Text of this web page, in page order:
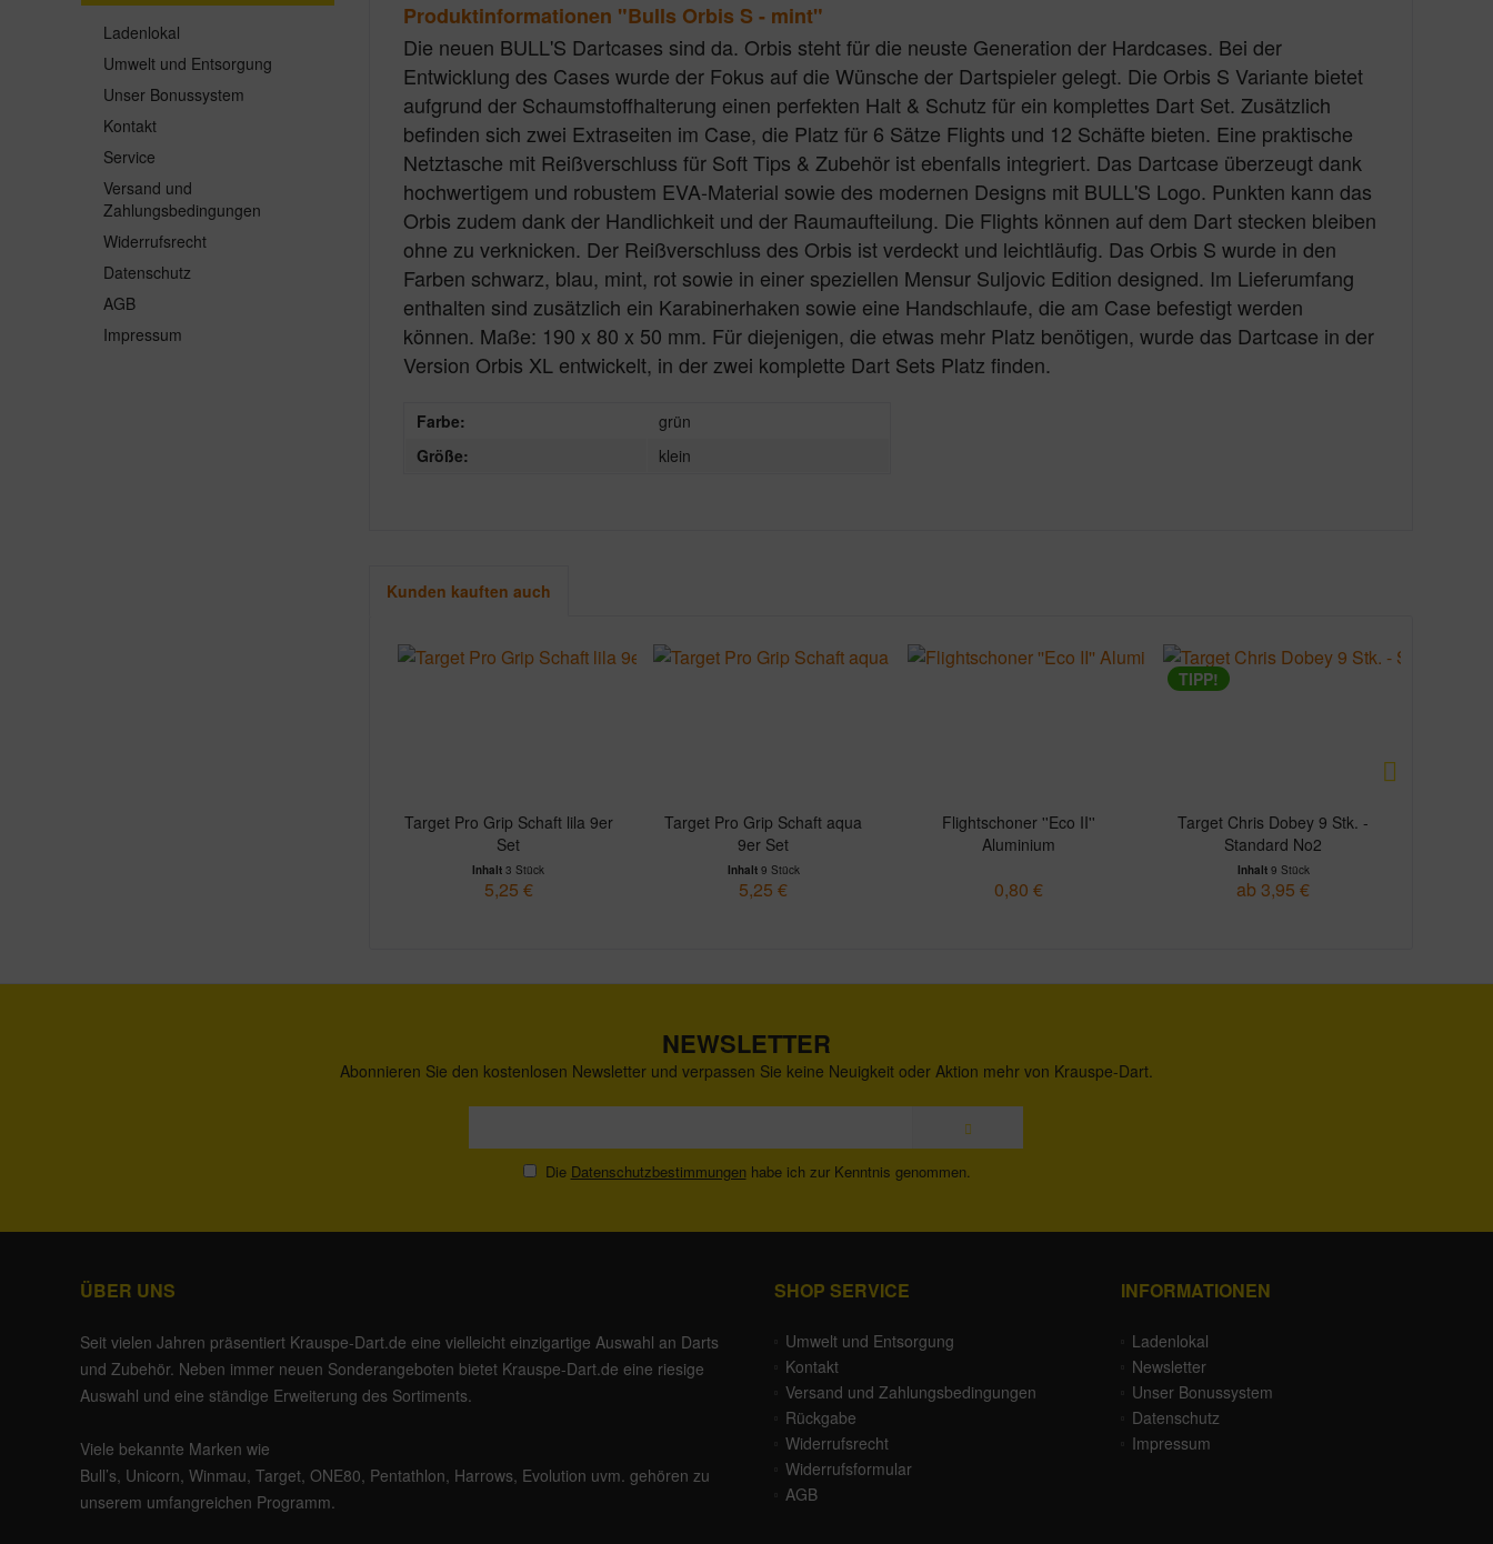
Ladenlokal
Umwelt und Entsorgung
Unser Bonussystem
Kontakt
Service
Versand und
Zahlungsbedingungen
Widerrufsrecht
Datenschutz
AGB
Impressum
Produktinformationen "Bulls Orbis S - mint"
Die neuen BULL'S Dartcases sind da. Orbis steht für die neuste Generation der Hardcases. Bei der
Entwicklung des Cases wurde der Fokus auf die Wünsche der Dartspieler gelegt. Die Orbis S Variante bietet
aufgrund der Schaumstoffhalterung einen perfekten Halt & Schutz für ein komplettes Dart Set. Zusätzlich
befinden sich zwei Extraseiten im Case, die Platz für 6 Sätze Flights und 12 Schäfte bieten. Eine praktische
Netztasche mit Reißverschluss für Soft Tips & Zubehör ist ebenfalls integriert. Das Dartcase überzeugt dank
hochwertigem und robustem EVA-Material sowie des modernen Designs mit BULL'S Logo. Punkten kann das
Orbis zudem dank der Handlichkeit und der Raumaufteilung. Die Flights können auf dem Dart stecken bleiben
ohne zu verknicken. Der Reißverschluss des Orbis ist verdeckt und leichtläufig. Das Orbis S wurde in den
Farben schwarz, blau, mint, rot sowie in einer speziellen Mensur Suljovic Edition designed. Im Lieferumfang
enthalten sind zusätzlich ein Karabinerhaken sowie eine Handschlaufe, die am Case befestigt werden
können. Maße: 190 x 80 x 50 mm. Für diejenigen, die etwas mehr Platz benötigen, wurde das Dartcase in der
Version Orbis XL entwickelt, in der zwei komplette Dart Sets Platz finden.
Farbe:
grün
Größe:
klein
Kunden kauften auch
Target Pro Grip Schaft lila 9er
Set
Inhalt3 Stück
5,25 €
Target Pro Grip Schaft aqua
9er Set
Inhalt 9 Stück
5,25 €
Flightschoner ''Eco II''
Aluminium
0,80 €
TIPP!
Target Chris Dobey 9 Stk. -
Standard No2
Inhalt 9 Stück
ab 3,95 €
NEWSLETTER
Abonnieren Sie den kostenlosen Newsletter und verpassen Sie keine Neuigkeit oder Aktion mehr von Krauspe-Dart.
Die Datenschutzbestimmungen habe ich zur Kenntnis genommen.
ÜBER UNS
Seit vielen Jahren präsentiert Krauspe-Dart.de eine vielleicht einzigartige Auswahl an Darts
und Zubehör. Neben immer neuen Sonderangeboten bietet Krauspe-Dart.de eine riesige
Auswahl und eine ständige Erweiterung des Sortiments.
Viele bekannte Marken wie
Bull’s, Unicorn, Winmau, Target, ONE80, Pentathlon, Harrows, Evolution uvm. gehören zu
unserem umfangreichen Programm.
SHOP SERVICE
Umwelt und Entsorgung
Kontakt
Versand und Zahlungsbedingungen
Rückgabe
Widerrufsrecht
Widerrufsformular
AGB
INFORMATIONEN
Ladenlokal
Newsletter
Unser Bonussystem
Datenschutz
Impressum